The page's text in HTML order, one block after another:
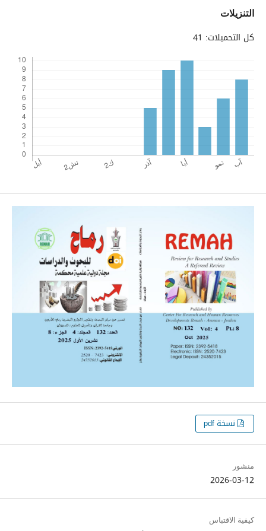
التنزيلات
كل التحميلات: 41
نسخة pdf
منشور
2026-03-12
كيفية الاقتباس